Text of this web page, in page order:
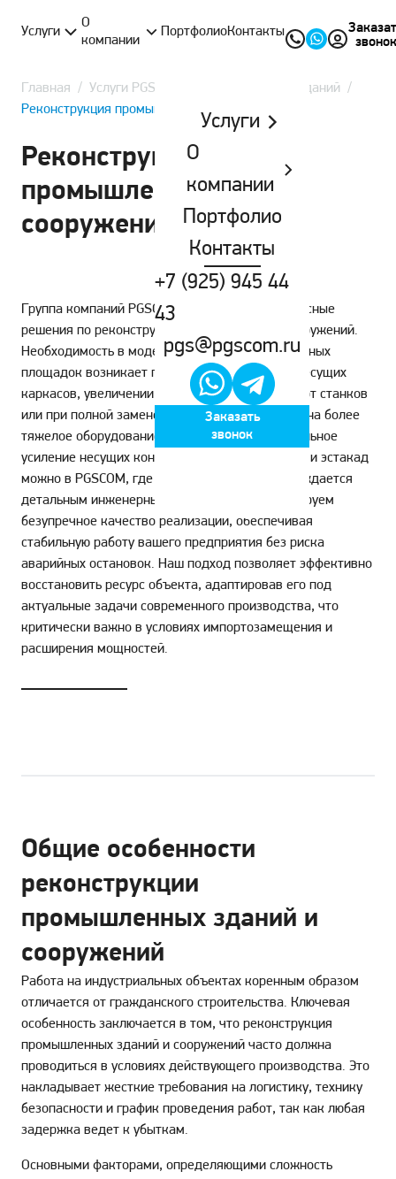
Услуги
О
компании
ПортфолиоКонтакты
звонок
Услуги
О
компании
Портфолио
Контакты
+7 (925) 945 44
43
pgs@pgscom.ru
Заказать
звонок
Главная / Услуги PGSCOM Реконструкция зданий /
Реконструкция промышленных сооружений
Реконструкция
промышленных
сооружений
Группа компаний PGSCOM предлагает комплексные
решения по реконструкции промышленных сооружений.
Необходимость в модернизации производственных
площадок возникает при физическом износе несущих
каркасов, увеличении вибрационных нагрузок от станков
или при полной замене технологических линий на более
тяжелое оборудование. Заказать профессиональное
усиление несущих конструкций цехов, складов и эстакад
можно в PGSCOM, где каждый проект сопровождается
детальным инженерным расчетом. Мы гарантируем
безупречное качество реализации, обеспечивая
стабильную работу вашего предприятия без риска
аварийных остановок. Наш подход позволяет эффективно
восстановить ресурс объекта, адаптировав его под
актуальные задачи современного производства, что
критически важно в условиях импортозамещения и
расширения мощностей.
Общие особенности
реконструкции
промышленных зданий и
сооружений
Работа на индустриальных объектах коренным образом
отличается от гражданского строительства. Ключевая
особенность заключается в том, что реконструкция
промышленных зданий и сооружений часто должна
проводиться в условиях действующего производства. Это
накладывает жесткие требования на логистику, технику
безопасности и график проведения работ, так как любая
задержка ведет к убыткам.
Основными факторами, определяющими сложность